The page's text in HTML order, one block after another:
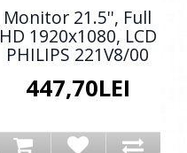
Monitor 21.5'', Full
HD 1920x1080, LCD
PHILIPS 221V8/00
447,70LEI